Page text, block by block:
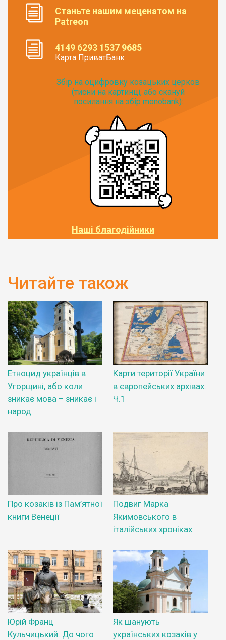
Станьте нашим меценатом на
Patreon
4149 6293 1537 9685
Карта ПриватБанк
Збір на оцифровку козацьких церков
(тисни на картинці, або скануй
посилання на збір monobank):
Наші благодійники
Читайте також
Етноцид українців в
Угорщині, або коли
зникає мова – зникає і
народ
Карти території України
в європейських архівах.
Ч.1
Про козаків із Пам’ятної
книги Венеції
Подвиг Марка
Якимовського в
італійських хроніках
Юрій Франц
Кульчицький. До чого
Як шанують
українських козаків у